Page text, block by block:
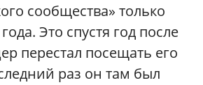
сообщества» только
Это спустя год после
перестал посещать его
раз он там был